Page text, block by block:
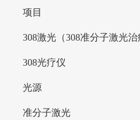
项目
308激光（308准分子激光治
308光疗仪
光源
准分子激光